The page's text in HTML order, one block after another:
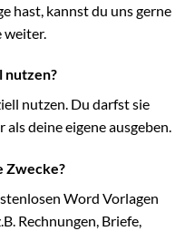
hast, kannst du uns gerne
nutzen?
nutzen. Du darfst sie
deine eigene ausgeben.
Zwecke?
Word Vorlagen
Rechnungen, Briefe,